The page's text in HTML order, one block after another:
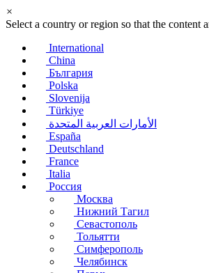
×
Select a country or region so that the content
International
China
България
Polska
Slovenija
Türkiye
الأمارات العربية المتحدة
España
Deutschland
France
Italia
Россия
Москва
Нижний Тагил
Севастополь
Тольятти
Симферополь
Челябинск